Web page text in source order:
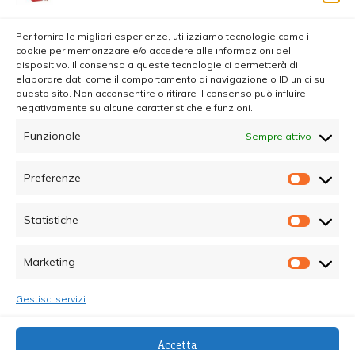
Per fornire le migliori esperienze, utilizziamo tecnologie come i
cookie per memorizzare e/o accedere alle informazioni del
dispositivo. Il consenso a queste tecnologie ci permetterà di
elaborare dati come il comportamento di navigazione o ID unici su
questo sito. Non acconsentire o ritirare il consenso può influire
negativamente su alcune caratteristiche e funzioni.
Funzionale Sempre attivo
Preferenze
Statistiche
Marketing
Gestisci servizi
Accetta